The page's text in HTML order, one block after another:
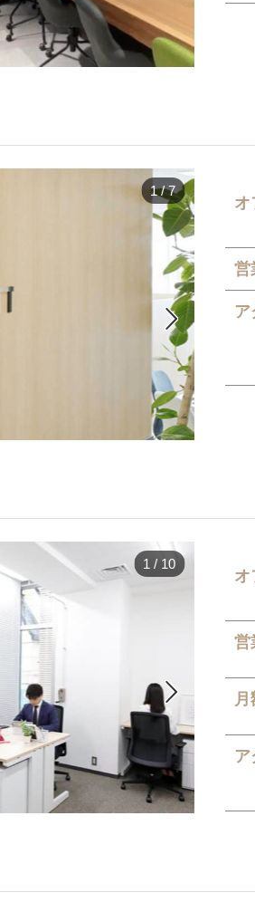

1/7
オ
営
ア

1 / 10
オ
営
月
ア